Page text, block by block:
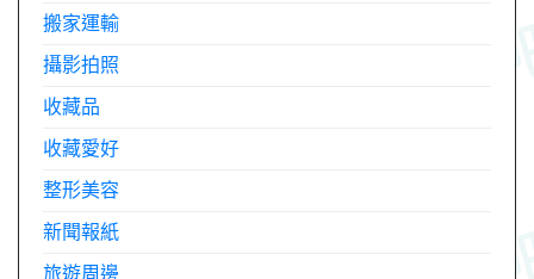
搬家運輸
攝影拍照
收藏品
收藏愛好
整形美容
新聞報紙
旅遊周邊